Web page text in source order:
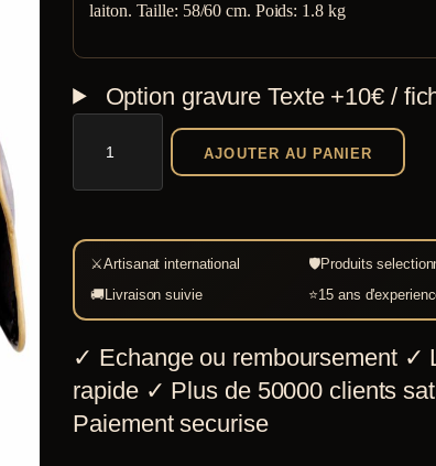
laiton. Taille: 58/60 cm. Poids: 1.8 kg
Option gravure Texte +10€ /
Casque
Gaulois
visage
AJOUTER AU PANIER
⚔Artisanat international 🛡Produits
🚚Livraison suivie ⭐15 ans
✓ Echange ou remboursement ✓
rapide ✓ Plus de 50000 clients
Paiement securise